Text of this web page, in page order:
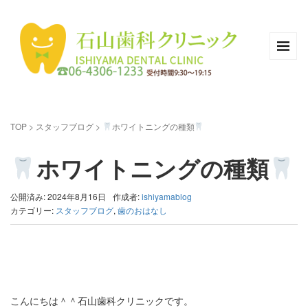
TOP > スタッフブログ > ホワイトニングの種類
ホワイトニングの種類
公開済み: 2024年8月16日 作成者:ishiyamablog
カテゴリー: スタッフブログ, 歯のおはなし
こんにちは＾＾石山歯科クリニックです。